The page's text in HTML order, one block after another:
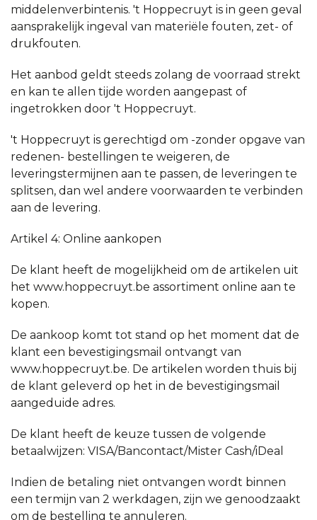
middelenverbintenis. 't Hoppecruyt is in geen geval
aansprakelijk ingeval van materiële fouten, zet- of
drukfouten.
Het aanbod geldt steeds zolang de voorraad strekt
en kan te allen tijde worden aangepast of
ingetrokken door 't Hoppecruyt.
't Hoppecruyt is gerechtigd om -zonder opgave van
redenen- bestellingen te weigeren, de
leveringstermijnen aan te passen, de leveringen te
splitsen, dan wel andere voorwaarden te verbinden
aan de levering.
Artikel 4: Online aankopen
De klant heeft de mogelijkheid om de artikelen uit
het www.hoppecruyt.be assortiment online aan te
kopen.
De aankoop komt tot stand op het moment dat de
klant een bevestigingsmail ontvangt van
www.hoppecruyt.be. De artikelen worden thuis bij
de klant geleverd op het in de bevestigingsmail
aangeduide adres.
De klant heeft de keuze tussen de volgende
betaalwijzen: VISA/Bancontact/Mister Cash/iDeal
Indien de betaling niet ontvangen wordt binnen
een termijn van 2 werkdagen, zijn we genoodzaakt
om de bestelling te annuleren.